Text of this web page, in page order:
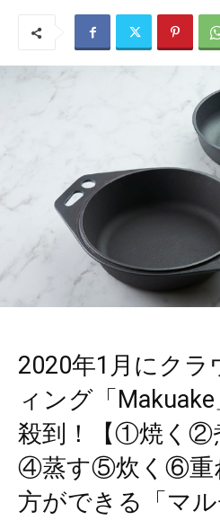
2020年1月にク
ィング「
殺到！【①焼く②
④蒸す⑤炊く⑥重
方ができる「マル